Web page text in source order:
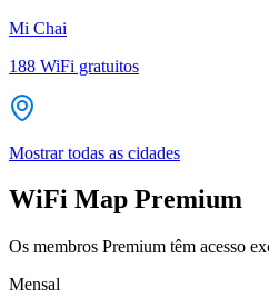
Mi Chai
188 WiFi gratuitos
Mostrar todas as cidades
WiFi Map Premium
Os membros Premium têm acesso
Mensal